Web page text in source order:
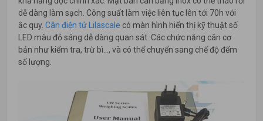
dễ dàng làm sạch. Công suất làm việc liên tục lên tới 70h với
ắc quy. Cân điện tử Lilascale có màn hình hiển thị kỹ thuật số
LED màu đỏ sáng dễ dàng quan sát. Các chức năng cân cơ
bản như kiểm tra, trừ bì…, và có thể chuyển sang chế độ đếm
số lượng.